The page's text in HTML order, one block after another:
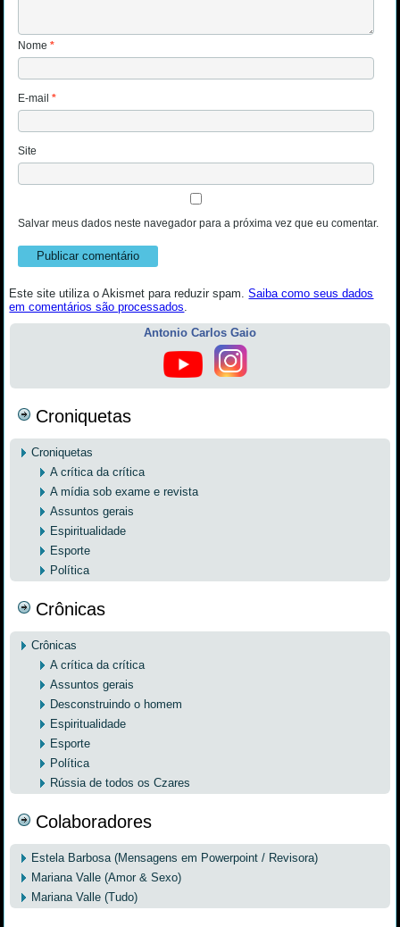
Nome*
E-mail*
Site
Salvar meus dados neste navegador para a próxima vez que eu comentar.
Este site utiliza o Akismet para reduzir spam.Saiba como seus dados
em comentários são processados
Antonio Carlos Gaio
Croniquetas
Croniquetas
A crítica da crítica
A mídia sob exame e revista
Assuntos gerais
Espiritualidade
Esporte
Política
Crônicas
Crônicas
A crítica da crítica
Assuntos gerais
Desconstruindo o homem
Espiritualidade
Esporte
Política
Rússia de todos os Czares
Colaboradores
Estela Barbosa (Mensagens em Powerpoint / Revisora)
Mariana Valle (Amor & Sexo)
Mariana Valle (Tudo)